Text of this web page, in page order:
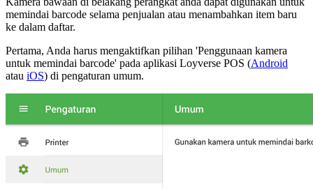
memindai barcode selama penjualan atau menambahkan item baru
ke dalam daftar.
Pertama, Anda harus mengaktifkan pilihan 'Penggunaan kamera
untuk memindai barcode' pada aplikasi Loyverse POS (Android
atau iOS) di pengaturan umum.